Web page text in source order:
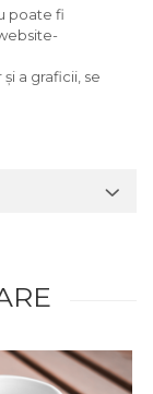
poate fi
a graficii, se